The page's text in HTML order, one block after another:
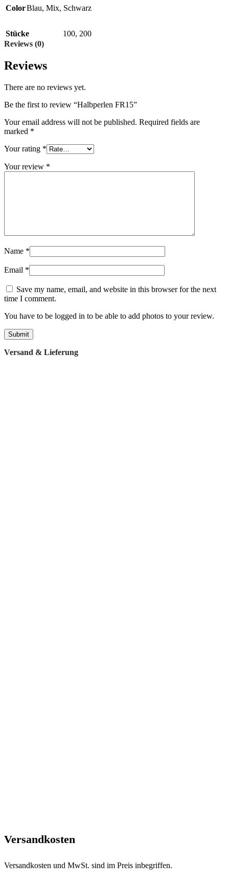
ColorBlau, Mix, Schwarz
Stücke 100, 200
Reviews (0)
Reviews
There are no reviews yet.
Be the first to review “Halbperlen FR15”
Your email address will not be published. Required fields are
marked *
Your rating *
Your review *
Name *
Email *
Save my name, email, and website in this browser for the next
time I comment.
You have to be logged in to be able to add photos to your review.
Versand & Lieferung
Versandkosten
Versandkosten und MwSt. sind im Preis inbegriffen.